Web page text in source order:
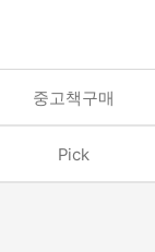
중고책구매
Pick